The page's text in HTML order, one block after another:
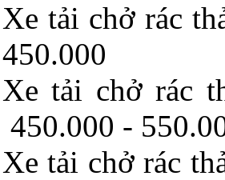
Xe tải chở rác
450.000
Xe tải chở rác
450.000 -
Xe tải chở rác